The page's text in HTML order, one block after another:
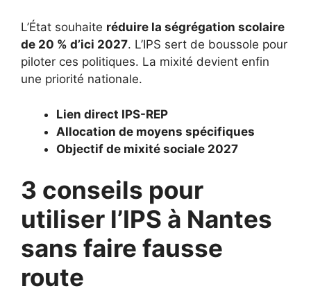
L’État souhaite réduire la ségrégation scolaire
de 20 % d’ici 2027. L’IPS sert de boussole pour
piloter ces politiques. La mixité devient enfin
une priorité nationale.
Lien direct IPS-REP
Allocation de moyens spécifiques
Objectif de mixité sociale 2027
3 conseils pour
utiliser l’IPS à Nantes
sans faire fausse
route